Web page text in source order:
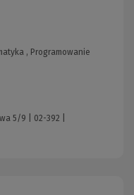
, Programowanie
5/9 | 02-392 |